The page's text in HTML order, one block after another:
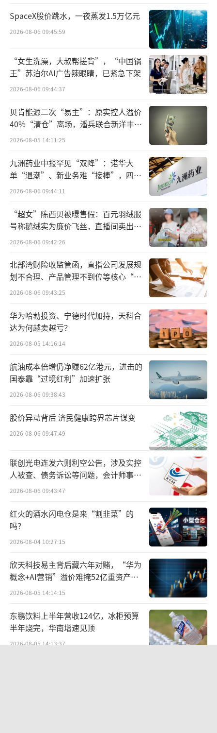
2016年，讯飞医疗成立，官网介绍显示，
基于科大讯飞二十余年积累的国际领先的智能
语音和人工智能技术，讯飞医疗在智慧医院和
基层医疗AI应用领域，利用语音识别、图像识
别、自然语言理解等核心技术，实现AI导医导
呼随访等功能模块。
根据科大讯飞发布的公告，通过系统性创
新，讯飞医疗在提升医院信息化、智能化水
平，提高基层医生诊疗能力等诸多方面取得了
良好效果，赋能各级医疗机构、区域管理平
业绩层面，根据公告中披露的财务数据来
看，讯飞医疗的亏损在不断扩大。2020年-2022
年，讯飞医疗的营收分别为3.2亿元、3.56亿
元、4.94亿元；净亏损分别为1923万元、1.03
亿元、2.6亿元；扣非后净利分别为1428万元、
在讯飞医疗发展的过程中，引来了包括科
讯投资、鸿道投资的加注，此外，招商资本旗
下的深圳市天正投资有限公司也曾入股。
根据分拆预案，讯飞医疗本次发行的股票
为在香港联交所主板挂牌上市的境外上市外资
股(H股)，均为普通股;以人民币标明面值，以外
币认购，每股面值为人民币1元。发行规模方
面，讯飞医疗本次发行的初始发行规模为不超
过紧接发行后经扩大后总股本的15%超额配售
权行使前)，即不超过2008.99万股。
来源：公告文件
据悉，本次分拆上市后，科大讯飞仍将维
SpaceX股价跳水，一夜蒸发1.5万亿元
2026-08-06 09:45:59
“女生洗澡，大叔帮搓背”，“中国锅
王”苏泊尔AI广告辣眼睛，已紧急下架
2026-08-06 09:44:37
贝肯能源二次“易主”：原实控人溢价
40%“清仓”离场，潘兵联合新洋丰、
宏科百世拟入主
2026-08-05 14:11:25
九洲药业中报罕见“双降”：诺华大
单“退潮”、新业务难“接棒”，四大
难关待闯
2026-08-06 09:44:11
“超女”陈西贝被曝售假：百元羽绒服
号称鹅绒实为廉价飞丝，直播间卖出超
百万元
2026-08-06 09:42:26
北部湾财险收监管函，直指公司发展规
划不合理、产品管理不到位等核心“痛
点”
2026-08-06 09:43:25
华为哈勃投资、宁德时代加持，天科合
达为何越卖越亏？
2026-08-05 14:16:14
航油成本倍增仍净赚62亿港元，进击的
国泰靠“过境红利”加速扩张
2026-08-06 09:38:43
股价异动背后 济民健康跨界芯片谋变
2026-08-06 09:47:49
联创光电连发六则利空公告，涉及实控
人被查、债务诉讼等问题，会计师事务
所曾出具“保留意见”
2026-08-06 09:43:47
红火的酒水闪电仓是来“割韭菜”的
吗？
2026-08-04 10:27:15
欣天科技易主背后藏六年对赌，“华为
概念+AI营销”溢价难掩52亿重资产考
验
2026-08-05 14:14:15
东鹏饮料上半年营收124亿，冰柜预算
半年烧完，华南增速见顶
2026-08-05 14:13:37